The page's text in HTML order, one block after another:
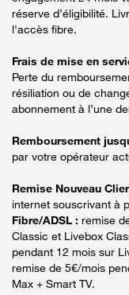
réserve d’éligibilité.
l'accès fibre.
Frais de mise en
Perte du
résiliation ou de
abonnement à l’une
Remboursement
par votre opérateur
Remise Nouveau
internet souscrivant à
Fibre/ADSL : remise
Classic et Livebox
pendant 12 mois sur
remise de 5€/mois
Max + Smart TV.